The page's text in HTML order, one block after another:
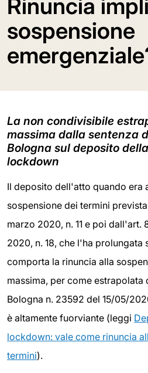
Rinuncia
sospensione
La non condivisibile
massima dalla sentenza
Bologna sul deposito
lockdown
Il deposito dell'atto quando era
sospensione dei termini
marzo 2020, n. 11 e poi dall'art.
2020, n. 18, che l'ha prolungata
comporta la rinuncia alla
massima, per come
Bologna n. 23592 del 15/05/
è altamente fuorviante (leggi
lockdown: vale come rinuncia
termini).